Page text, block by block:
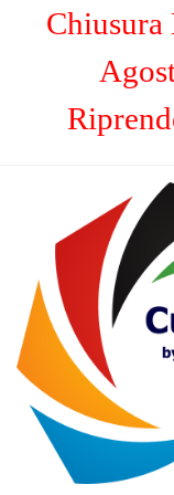
Chiusura